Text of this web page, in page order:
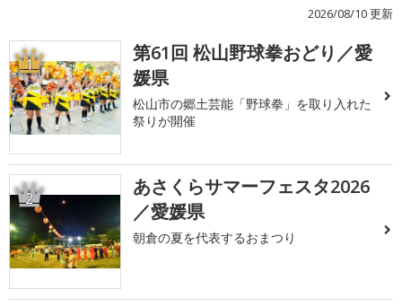
2026/08/10 更新
1
第61回 松山野球拳おどり／愛
媛県
松山市の郷土芸能「野球拳」を取り入れた
祭りが開催
2
あさくらサマーフェスタ2026
／愛媛県
朝倉の夏を代表するおまつり